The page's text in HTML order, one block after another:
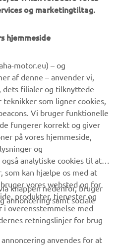
1982 Yamaha SR500
appropriately was definitely
with Yard Built
busy over the last few
style to the Yamaha
tracker style machine that
mountain roads and
at it.
og marketingtiltag.
hjemmeside
motor.eu) – og
af denne – anvender vi,
dets filialer og tilknyttede
som ligner cookies,
Vi bruger funktionelle
fungerer korrekt og giver
på vores hjemmeside,
og
analytiske cookies til at
som kan hjælpe os med at
vores websted og for
produkter, tjenester og
i overensstemmelse med
retningslinjer for brug
knappen nedenfor, bruger
annoncering samt sociale
anvendes for at